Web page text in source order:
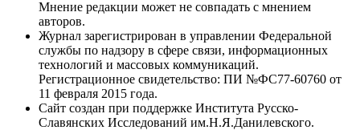
Миронов Сергей
Михалков Никита
Михеев Сергей
Можаев Александр
Мозговой Алексей
Моторолла. Павлов Арсений Сергеевич
Мусин Марат
Мутко Виталий
Мэй Тереза
Мнение редакции может не совпадать с мнением
авторов.
Журнал зарегистрирован в управлении Федеральной
службы по надзору в сфере связи, информационных
технологий и массовых коммуникаций.
Регистрационное свидетельство: ПИ №ФС77-60760 от
11 февраля 2015 года.
Сайт создан при поддержке Института Русско-
Славянских Исследований им.Н.Я.Данилевского.